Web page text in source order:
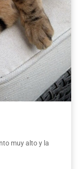
muy alto y la